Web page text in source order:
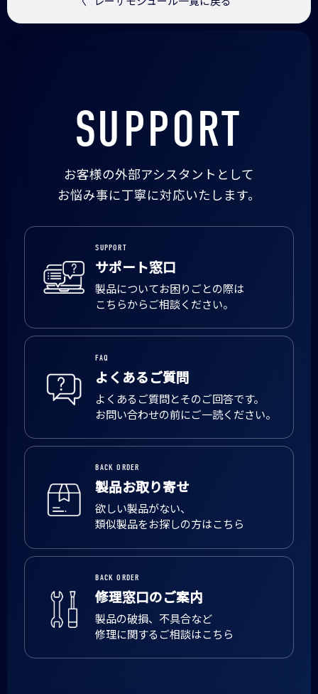
SUPPORT
お客様の外部アシスタントとして
お悩み事に丁寧に対応いたします。
SUPPORT
サポート窓口
製品についてお困りごとの際は
こちらからご相談ください。
FAQ
よくあるご質問
よくあるご質問とそのご回答です。
お問い合わせの前にご一読ください。
BACK ORDER
製品お取り寄せ
欲しい製品がない、
類似製品をお探しの方はこちら
BACK ORDER
修理窓口のご案内
製品の破損、不具合など
修理に関するご相談はこちら